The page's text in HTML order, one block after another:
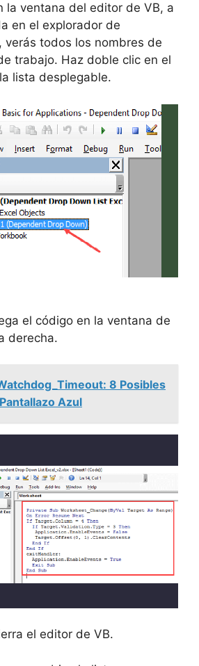
la ventana del editor de VB, a
en el explorador de
verás todos los nombres de
trabajo. Haz doble clic en el
lista desplegable.
el código en la ventana de
derecha.
8 Posibles
Azul
el editor de VB.